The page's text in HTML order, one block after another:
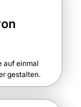
auf einmal
gestalten.